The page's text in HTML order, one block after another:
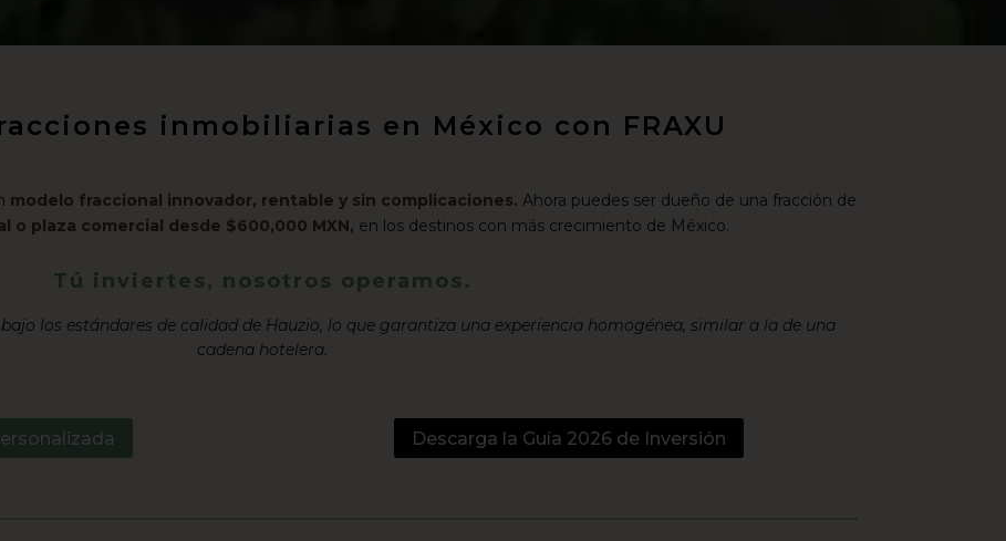
inmobiliarias en México con FRAXU
modelo fraccional innovador, rentable y sin complicaciones. Ahora puedes ser dueño de una fracción de
o plaza comercial desde $600,000 MXN, en los destinos con más crecimiento de México.
Tú inviertes, nosotros operamos.
los estándares de calidad de Hauzio, lo que garantiza una experiencia homogénea, similar a la de una
cadena hotelera.
Descarga la Guía 2026 de Inversión